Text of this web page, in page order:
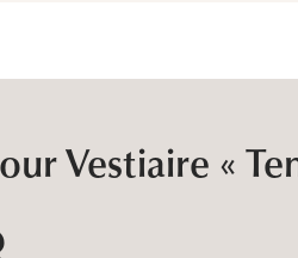
Vestiaire «